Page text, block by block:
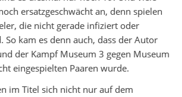
ersatzgeschwächt an, denn spielen
die nicht gerade infiziert oder
So kam es denn auch, dass der Autor
der Kampf Museum 3 gegen Museum
eingespielten Paaren wurde.
im Titel sich nicht nur auf dem